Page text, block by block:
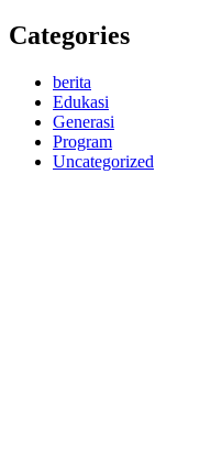
Categories
berita
Edukasi
Generasi
Program
Uncategorized